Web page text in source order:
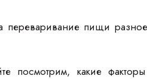
пищи разное
посмотрим, какие